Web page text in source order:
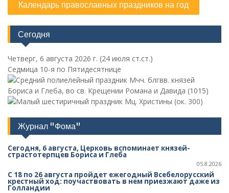
Календарь православных праздников на год
Сегодня
Четверг, 6 августа 2026 г. (24 июля ст.ст.)
Седмица 10-я по Пятидесятнице
Мчч. блгвв. князей
Бориса и Глеба, во св. Крещении Романа и Давида (1015)
Мц. Христины (ок. 300)
Журнал "Фома"
Сегодня, 6 августа, Церковь вспоминает князей-
страстотерпцев Бориса и Глеба
05.8.2026
С 18 по 26 августа пройдет ежегодный Всебелорусский
крестный ход: поучаствовать в нем приезжают даже из
Голландии